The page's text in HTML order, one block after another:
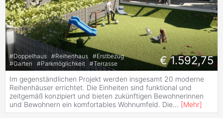
#Doppelhaus #Reihenhaus #Erstbezug
#Garten #Parkmöglichkeit #Terrasse € 1.592,75
Im gegenständlichen Projekt werden insgesamt 20 moderne
Reihenhäuser errichtet. Die Einheiten sind funktional und
zeitgemäß konzipiert und bieten zukünftigen Bewohnerinnen
und Bewohnern ein komfortables Wohnumfeld. Die... [Mehr]